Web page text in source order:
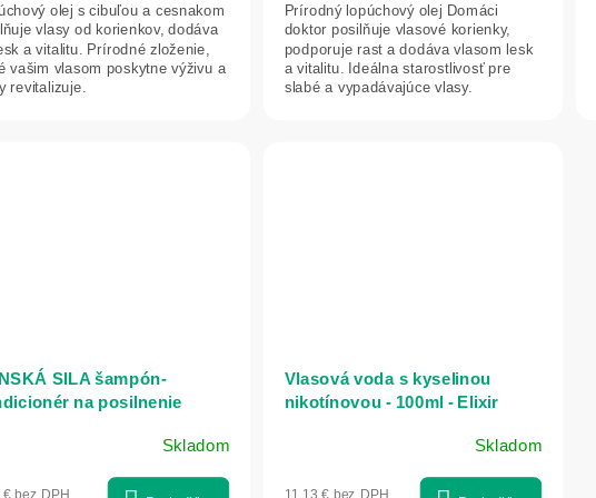
olej s cibuľou a cesnakom
vlasy od korienkov, dodáva
a vitalitu. Prírodné zloženie,
vašim vlasom poskytne výživu a
revitalizuje.
Prírodný lopúchový olej Domáci
doktor posilňuje vlasové korienky,
podporuje rast a dodáva vlasom lesk
a vitalitu. Ideálna starostlivosť pre
slabé a vypadávajúce vlasy.
SILA šampón-
na posilnenie
Skladom
bez DPH
Vlasová voda s kyselinou
nikotínovou - 100ml - Elixir
Skladom
11,13 € bez DPH